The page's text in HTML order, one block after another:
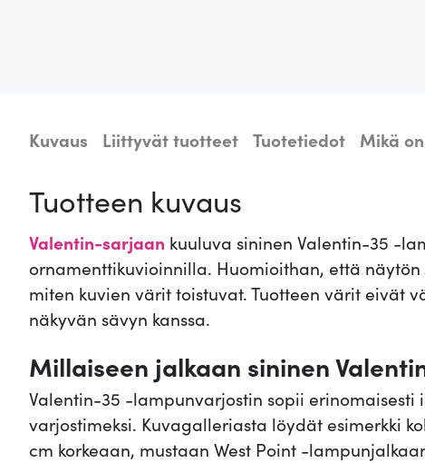
Kuvaus Liittyvät tuotteet Tuotetiedot Mikä
Tuotteen kuvaus
Valentin-sarjaan kuuluva sininen Valentin-35 -
ornamenttikuvioinnilla. Huomioithan, että
miten kuvien värit toistuvat. Tuotteen värit eivät
näkyvän sävyn kanssa.
Millaiseen jalkaan sininen
Valentin-35 -lampunvarjostin sopii erinomaisesti
varjostimeksi. Kuvagalleriasta löydät esimerkki
cm korkeaan, mustaan West Point -